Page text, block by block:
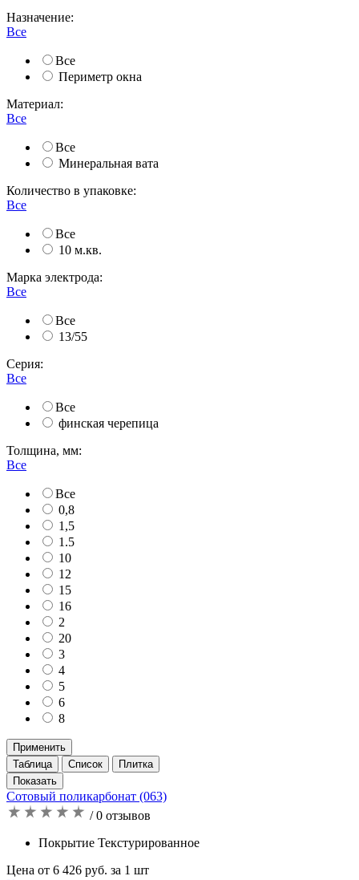
Назначение:
Все
Все
Периметр окна
Материал:
Все
Все
Минеральная вата
Количество в упаковке:
Все
Все
10 м.кв.
Марка электрода:
Все
Все
13/55
Серия:
Все
Все
финская черепица
Толщина, мм:
Все
Все
0,8
1,5
1.5
10
12
15
16
2
20
3
4
5
6
8
Применить
Таблица
Список Плитка
Сотовый поликарбонат (063)
/ 0 отзывов
Покрытие Текстурированное
Цена от 6 426 руб. за 1 шт